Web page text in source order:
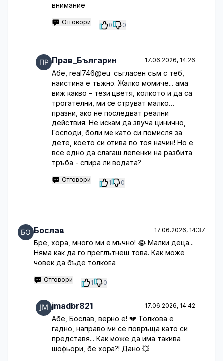
внимание
Отговори 0 0
Прав_Българин 17.06.2026, 14:26
Абе, real746@eu, съгласен съм с теб,
наистина е тъжно. Жалко момиче... ама
виж какво – тези цветя, колкото и да са
трогателни, ми се струват малко…
празни, ако не последват реални
действия. Не искам да звуча цинично,
Господи, боли ме като си помисля за
дете, което си отива по тоя начин! Но е
все едно да слагаш лепенки на разбита
тръба - спира ли водата?
Отговори 1 0
Бослав 17.06.2026, 14:37
Бре, хора, много ми е мъчно! 😭 Малки деца...
Няма как да го преглътнеш това. Как може
човек да бъде толкова
Отговори 1 0
jmadbr821 17.06.2026, 14:42
Абе, Бослав, верно е! 💔 Толкова е
гадно, направо ми се повръща като си
представя... Как може да има такива
шофьори, бе хора?! Дано 💥